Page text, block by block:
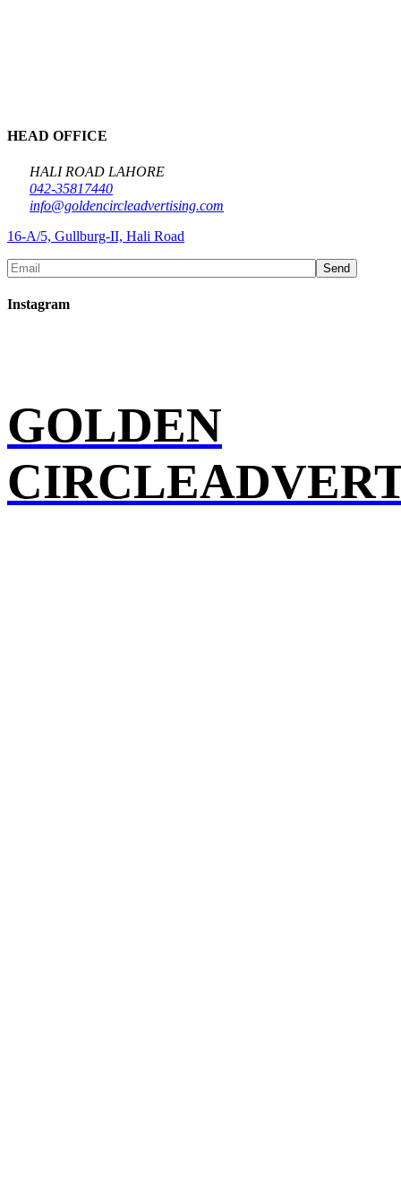
HEAD OFFICE
HALI ROAD LAHORE
042-35817440
info@goldencircleadvertising.com
16-A/5, Gullburg-II, Hali Road
Send
Instagram
GOLDEN